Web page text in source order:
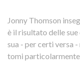
Jonny Thomson
è il risultato delle
sua - per certi versa
tomi